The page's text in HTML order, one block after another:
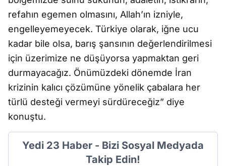
refahın egemen olmasını, Allah’ın izniyle,
engelleyemeyecek. Türkiye olarak, iğne ucu
kadar bile olsa, barış şansının değerlendirilmesi
için üzerimize ne düşüyorsa yapmaktan geri
durmayacağız. Önümüzdeki dönemde İran
krizinin kalıcı çözümüne yönelik çabalara her
türlü desteği vermeyi sürdüreceğiz” diye
konuştu.
Yedi 23 Haber - Bizi Sosyal Medyada
Takip Edin!